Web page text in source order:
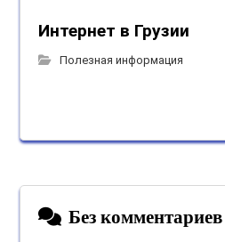
Интернет в Грузии
Полезная информация
Без комментариев